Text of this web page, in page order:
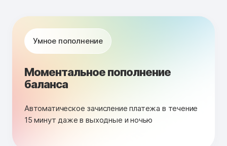
Умное пополнение
Моментальное пополнение
баланса
Автоматическое зачисление платежа в течение
15 минут даже в выходные и ночью